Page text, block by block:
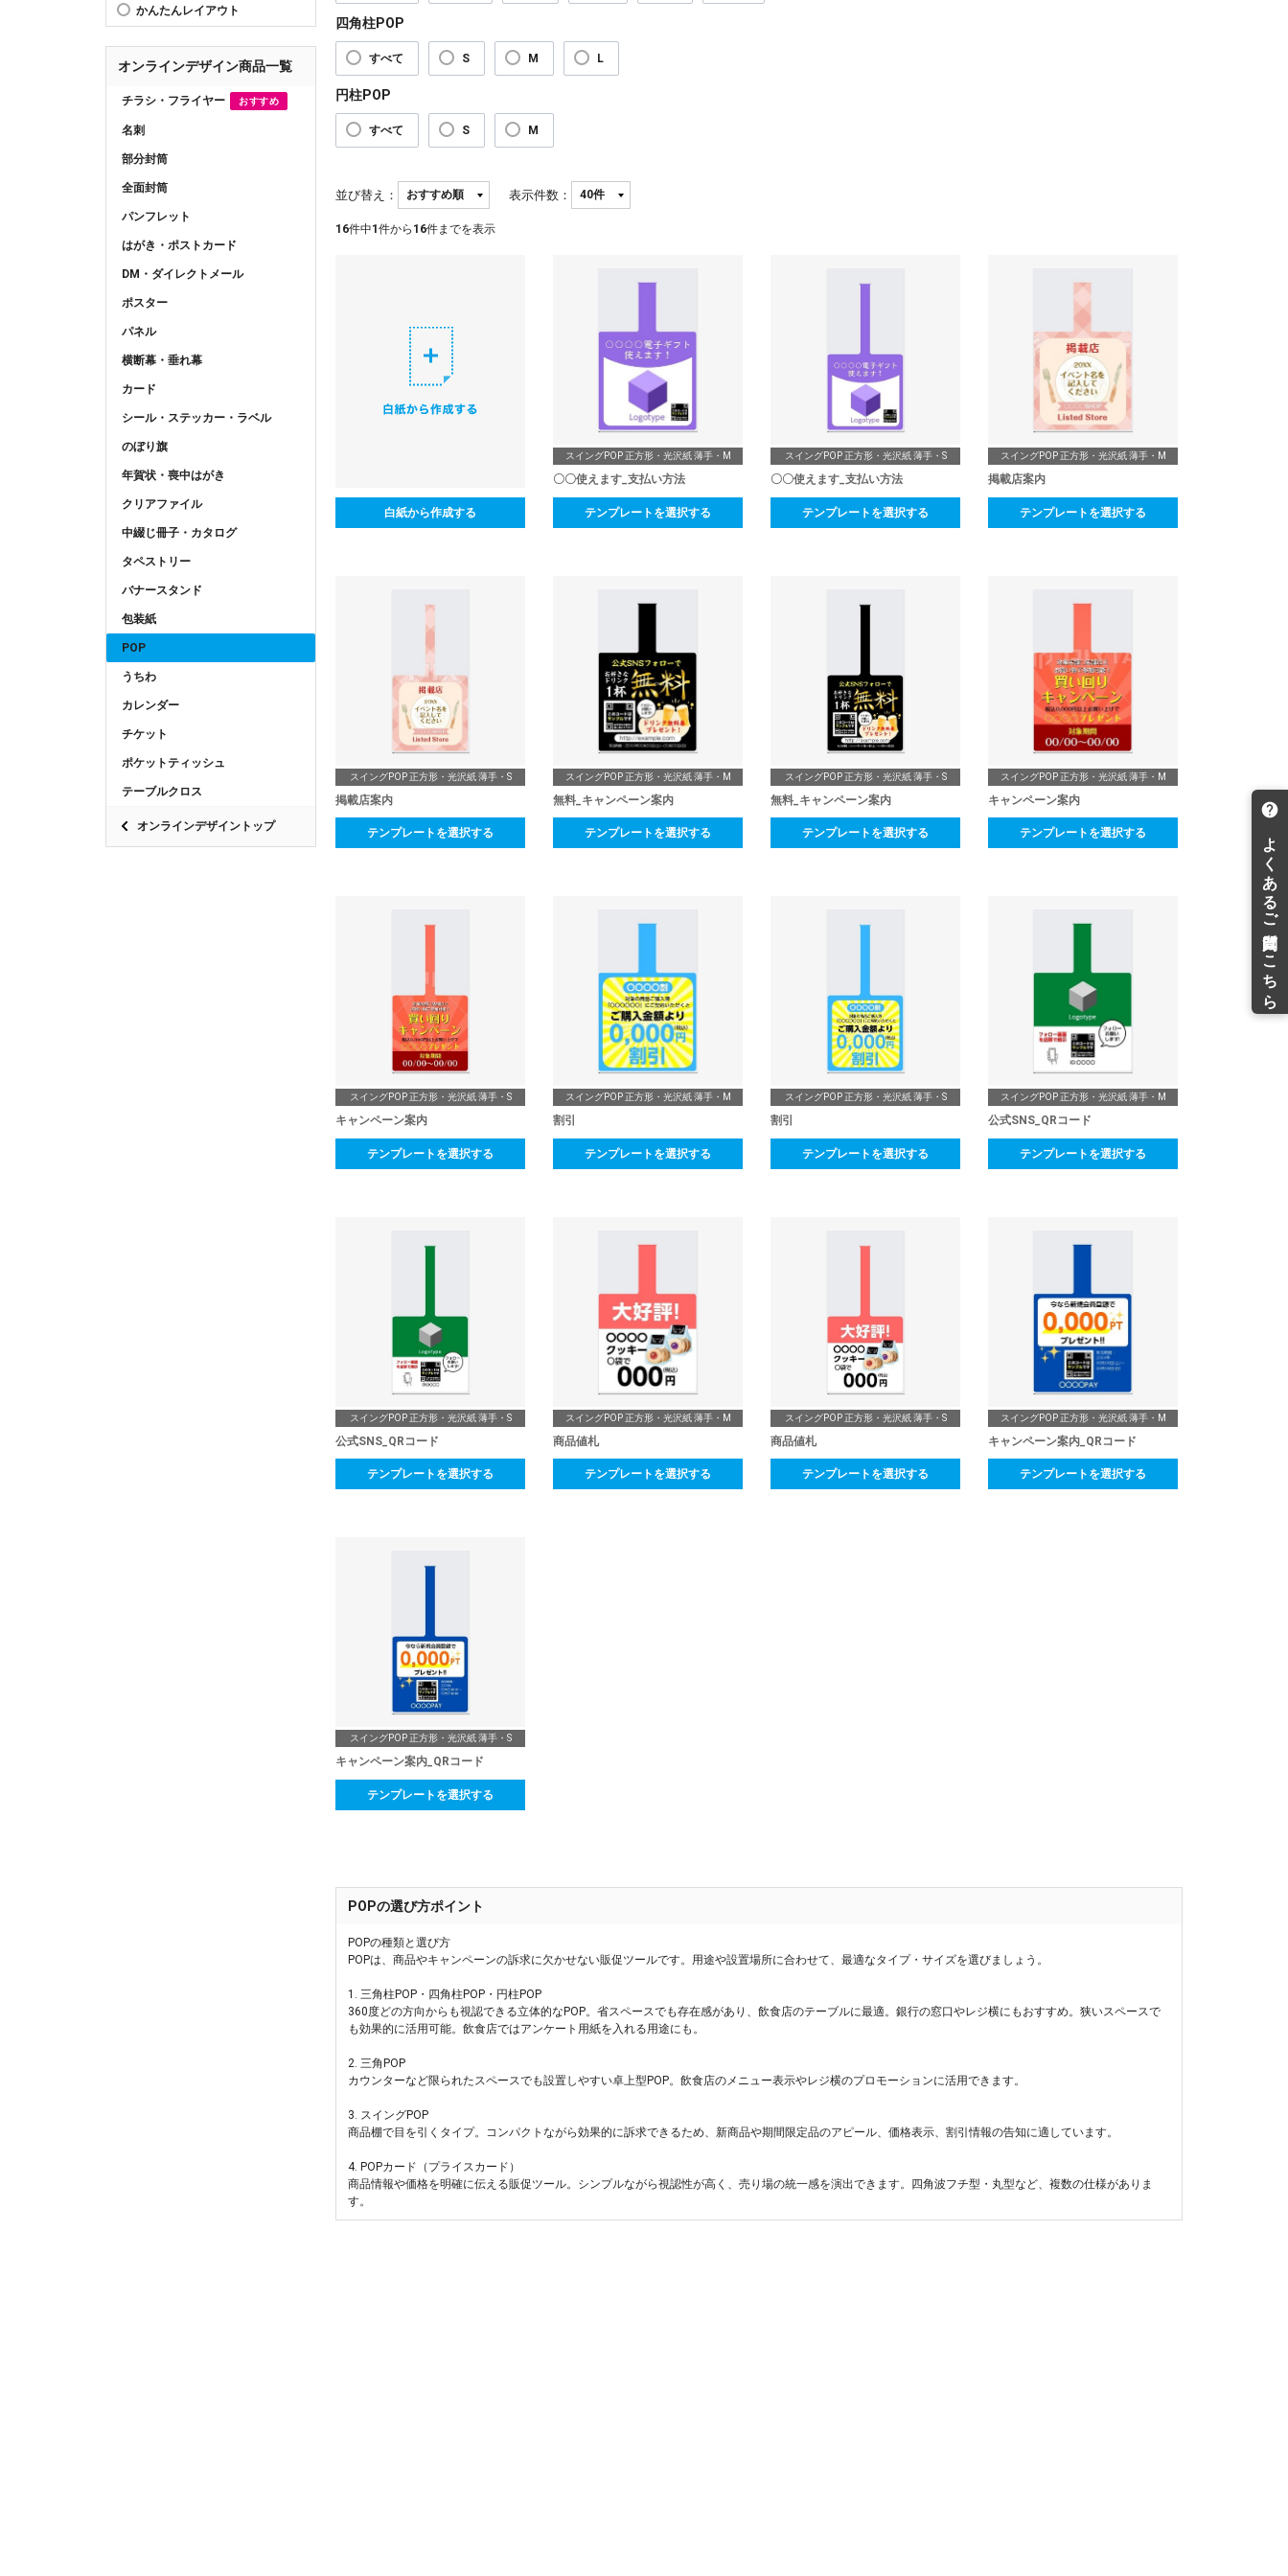
かんたんレイアウト
オンラインデザイン商品一覧
チラシ・フライヤー おすすめ
名刺
部分封筒
全面封筒
パンフレット
はがき・ポストカード
DM・ダイレクトメール
ポスター
パネル
横断幕・垂れ幕
カード
シール・ステッカー・ラベル
のぼり旗
年賀状・喪中はがき
クリアファイル
中綴じ冊子・カタログ
タペストリー
バナースタンド
包装紙
POP
うちわ
カレンダー
チケット
ポケットティッシュ
テーブルクロス
オンラインデザイントップ
四角柱POP
すべて S M L
円柱POP
すべて S M
並び替え： 表示件数：
16件中1 件から 16件までを表示
白紙から作成する
スイングPOP 正方形・光沢紙 薄手・M
〇〇使えます_支払い方法
テンプレートを選択する
スイングPOP 正方形・光沢紙 薄手・S
〇〇使えます_支払い方法
テンプレートを選択する
スイングPOP 正方形・光沢紙 薄手・M
掲載店案内
テンプレートを選択する
スイングPOP 正方形・光沢紙 薄手・S
掲載店案内
テンプレートを選択する
スイングPOP 正方形・光沢紙 薄手・M
無料_キャンペーン案内
テンプレートを選択する
スイングPOP 正方形・光沢紙 薄手・S
無料_キャンペーン案内
テンプレートを選択する
スイングPOP 正方形・光沢紙 薄手・M
キャンペーン案内
テンプレートを選択する
スイングPOP 正方形・光沢紙 薄手・S
キャンペーン案内
テンプレートを選択する
スイングPOP 正方形・光沢紙 薄手・M
割引
テンプレートを選択する
スイングPOP 正方形・光沢紙 薄手・S
割引
テンプレートを選択する
スイングPOP 正方形・光沢紙 薄手・M
公式SNS_QRコード
テンプレートを選択する
スイングPOP 正方形・光沢紙 薄手・S
公式SNS_QRコード
テンプレートを選択する
スイングPOP 正方形・光沢紙 薄手・M
商品値札
テンプレートを選択する
スイングPOP 正方形・光沢紙 薄手・S
商品値札
テンプレートを選択する
スイングPOP 正方形・光沢紙 薄手・M
キャンペーン案内_QRコード
テンプレートを選択する
スイングPOP 正方形・光沢紙 薄手・S
キャンペーン案内_QRコード
テンプレートを選択する
POPの選び方ポイント
POPの種類と選び方
POPは、商品やキャンペーンの訴求に欠かせない販促ツールです。用途や設置場所に合わせて、最適なタイプ・サイズを選びましょう。
1. 三角柱POP・四角柱POP・円柱POP
360度どの方向からも視認できる立体的なPOP。省スペースでも存在感があり、飲食店のテーブルに最適。銀行の窓口やレジ横にもおすすめ。狭いスペースで
も効果的に活用可能。飲食店ではアンケート用紙を入れる用途にも。
2. 三角POP
カウンターなど限られたスペースでも設置しやすい卓上型POP。飲食店のメニュー表示やレジ横のプロモーションに活用できます。
3. スイングPOP
商品棚で目を引くタイプ。コンパクトながら効果的に訴求できるため、新商品や期間限定品のアピール、価格表示、割引情報の告知に適しています。
4. POPカード（プライスカード）
商品情報や価格を明確に伝える販促ツール。シンプルながら視認性が高く、売り場の統一感を演出できます。四角波フチ型・丸型など、複数の仕様がありま
す。